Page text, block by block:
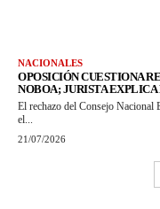
NACIONALES
OPOSICIÓN CUESTIONA
NOBOA; JURISTA
El rechazo del Consejo Nacional
el...
21/07/2026